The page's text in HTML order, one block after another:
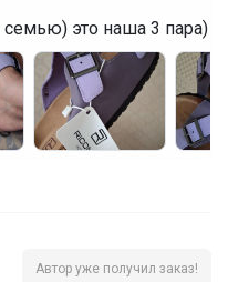
это наша 3 пара)
Автор уже получил заказ!